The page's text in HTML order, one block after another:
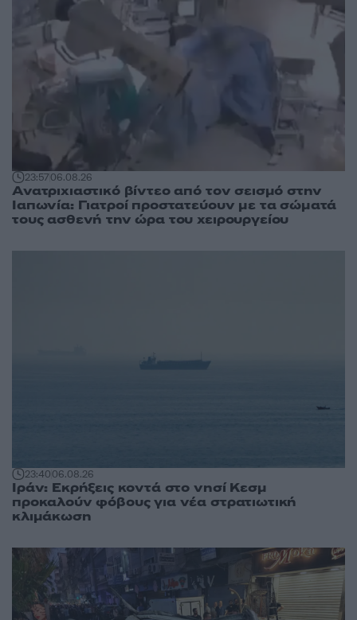
23:5706.08.26
Ανατριχιαστικό βίντεο από τον σεισμό στην
Ιαπωνία: Γιατροί προστατεύουν με τα σώματά
τους ασθενή την ώρα του χειρουργείου
23:4006.08.26
Ιράν: Εκρήξεις κοντά στο νησί Κεσμ
προκαλούν φόβους για νέα στρατιωτική
κλιμάκωση